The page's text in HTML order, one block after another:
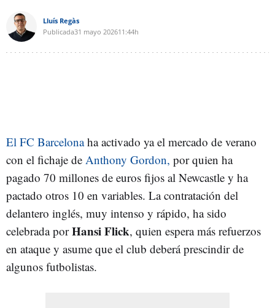
Lluís Regàs
Publicada31 mayo 202611:44h
El FC Barcelona ha activado ya el mercado de verano
con el fichaje de Anthony Gordon, por quien ha
pagado 70 millones de euros fijos al Newcastle y ha
pactado otros 10 en variables. La contratación del
delantero inglés, muy intenso y rápido, ha sido
celebrada porHansi Flick, quien espera más refuerzos
en ataque y asume que el club deberá prescindir de
algunos futbolistas.